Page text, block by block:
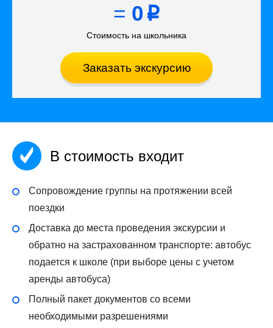
= 0 p
Стоимость на школьника
Заказать экскурсию
В стоимость входит
Сопровождение группы на протяжении всей
поездки
Доставка до места проведения экскурсии и
обратно на застрахованном транспорте: автобус
подается к школе (при выборе цены с учетом
аренды автобуса)
Полный пакет документов со всеми
необходимыми разрешениями